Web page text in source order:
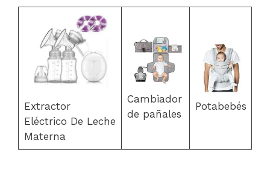
Extractor
Eléctrico De Leche
Materna
Cambiador
de pañales
Potabebés